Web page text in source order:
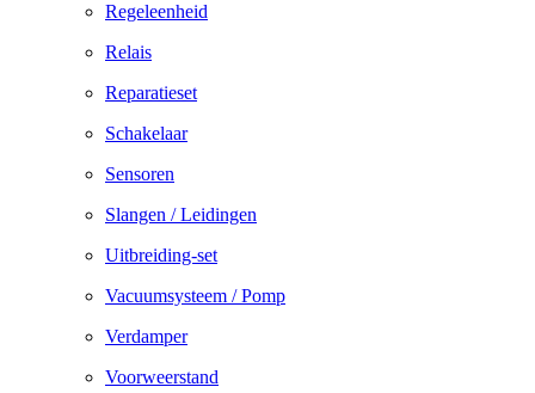
Regeleenheid
Relais
Reparatieset
Schakelaar
Sensoren
Slangen / Leidingen
Uitbreiding-set
Vacuumsysteem / Pomp
Verdamper
Voorweerstand